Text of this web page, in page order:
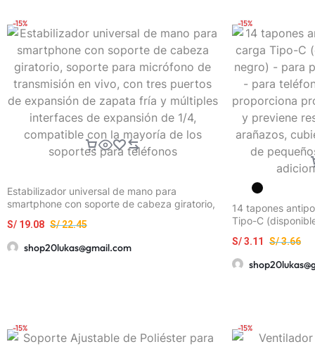
-15%
Estabilizador universal de mano para
smartphone con soporte de cabeza giratorio,
vivo, con tres puertos de expansión de
zapata fría y múltiples interfaces de
expansión de 1/4, compatible con la mayoría
S/22.45
S/ 19.08
shop20lukas@gmail.com
-15%
14 tapones
Tipo-C
móviles y
contra el polvo y
resistente a los
S/3.66
S/3.11
-15% -15%